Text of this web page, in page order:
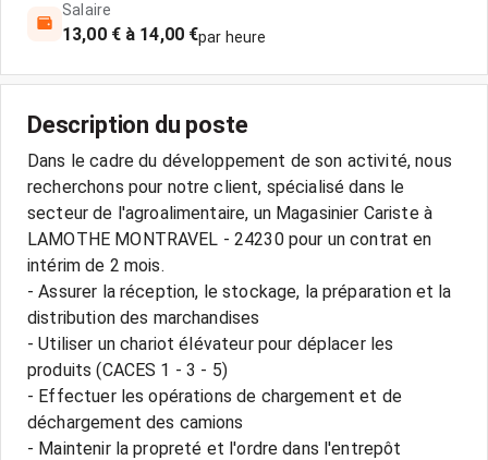
Salaire
13,00 € à 14,00 €par heure
Description du poste
Dans le cadre du développement de son activité, nous
recherchons pour notre client, spécialisé dans le
secteur de l'agroalimentaire, un Magasinier Cariste à
LAMOTHE MONTRAVEL - 24230 pour un contrat en
intérim de 2 mois.
- Assurer la réception, le stockage, la préparation et la
distribution des marchandises
- Utiliser un chariot élévateur pour déplacer les
produits (CACES 1 - 3 - 5)
- Effectuer les opérations de chargement et de
déchargement des camions
- Maintenir la propreté et l'ordre dans l'entrepôt